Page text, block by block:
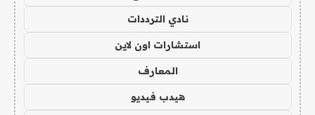
نادي الترددات
استشارات اون لاين
المعارف
هيدب فيديو